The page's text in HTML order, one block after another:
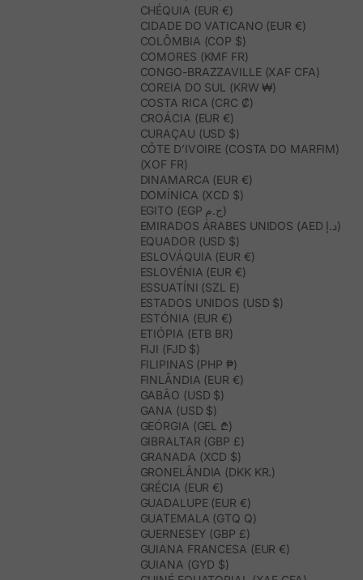
CHÉQUIA (EUR €)
CIDADE DO VATICANO (EUR €)
COLÔMBIA (COP $)
COMORES (KMF FR)
CONGO-BRAZZAVILLE (XAF CFA)
COREIA DO SUL (KRW ₩)
COSTA RICA (CRC ₡)
CROÁCIA (EUR €)
CURAÇAU (USD $)
CÔTE D’IVOIRE (COSTA DO MARFIM)
(XOF FR)
DINAMARCA (EUR €)
DOMÍNICA (XCD $)
EGITO (EGP ج.م)
EMIRADOS ÁRABES UNIDOS (AED د.إ)
EQUADOR (USD $)
ESLOVÁQUIA (EUR €)
ESLOVÉNIA (EUR €)
ESSUATÍNI (SZL E)
ESTADOS UNIDOS (USD $)
ESTÓNIA (EUR €)
ETIÓPIA (ETB BR)
FIJI (FJD $)
FILIPINAS (PHP ₱)
FINLÂNDIA (EUR €)
GABÃO (USD $)
GANA (USD $)
GEÓRGIA (GEL ₾)
GIBRALTAR (GBP £)
GRANADA (XCD $)
GRONELÂNDIA (DKK KR.)
GRÉCIA (EUR €)
GUADALUPE (EUR €)
GUATEMALA (GTQ Q)
GUERNESEY (GBP £)
GUIANA FRANCESA (EUR €)
GUIANA (GYD $)